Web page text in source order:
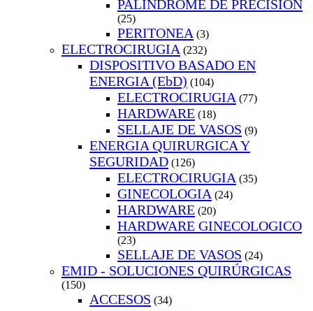
PALINDROME DE PRECISION
(25)
PERITONEA (3)
ELECTROCIRUGIA (232)
DISPOSITIVO BASADO EN
ENERGIA (EbD) (104)
ELECTROCIRUGIA (77)
HARDWARE (18)
SELLAJE DE VASOS (9)
ENERGIA QUIRURGICA Y
SEGURIDAD (126)
ELECTROCIRUGIA (35)
GINECOLOGIA (24)
HARDWARE (20)
HARDWARE GINECOLOGICO
(23)
SELLAJE DE VASOS (24)
EMID - SOLUCIONES QUIRÚRGICAS
(150)
ACCESOS (34)